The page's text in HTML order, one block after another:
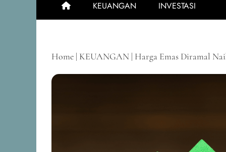
KEUANGAN INVESTASI
Home | KEUANGAN | Harga Emas Diramal